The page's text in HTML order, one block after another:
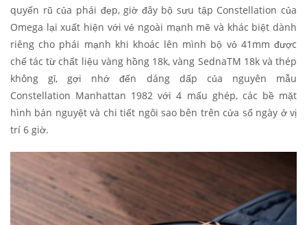
quyến rũ của phái đẹp, giờ đây bộ sưu tập Constellation của
Omega lại xuất hiện với vẻ ngoài mạnh mẽ và khác biệt dành
riêng cho phái mạnh khi khoác lên mình bộ vỏ 41mm được
chế tác từ chất liệu vàng hồng 18k, vàng SednaTM 18k và thép
không gỉ, gợi nhớ đến dáng dấp của nguyên mẫu
Constellation Manhattan 1982 với 4 mấu ghép, các bề mặt
hình bán nguyệt và chi tiết ngôi sao bên trên cửa sổ ngày ở vị
trí 6 giờ.